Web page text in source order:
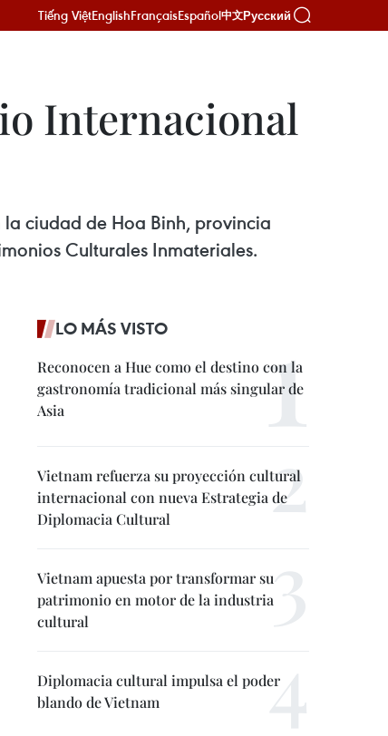
Tiếng ViệtEnglishFrançaisEspañol中文Русский
Internacional
ciudad de Hoa Binh, provincia
Culturales Inmateriales.
LO MÁS VISTO
Reconocen a Hue como el destino con la
gastronomía tradicional más singular de
Asia
Vietnam refuerza su proyección cultural
internacional con nueva Estrategia de
Diplomacia Cultural
Vietnam apuesta por transformar su
patrimonio en motor de la industria
cultural
Diplomacia cultural impulsa el poder
blando de Vietnam